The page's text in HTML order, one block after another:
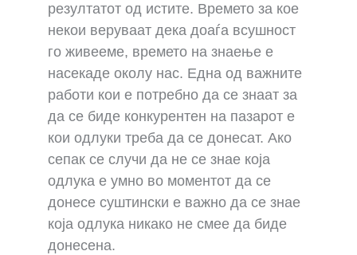
резултатот од истите. Времето за кое
некои веруваат дека доаѓа всушност
го живееме, времето на знаење е
насекаде околу нас. Една од важните
работи кои е потребно да се знаат за
да се биде конкурентен на пазарот е
кои одлуки треба да се донесат. Ако
сепак се случи да не се знае која
одлука е умно во моментот да се
донесе суштински е важно да се знае
која одлука никако не смее да биде
донесена.